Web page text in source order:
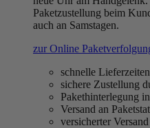
Paketzustellung beim
auch an Samstagen.
zur Online
schnelle
sichere Zustellung
Pakethinterlegung
Versand an
versicherter Versand